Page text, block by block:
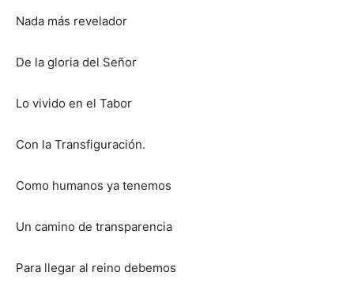
Nada más revelador
De la gloria del Señor
Lo vivido en el Tabor
Con la Transfiguración.
Como humanos ya tenemos
Un camino de transparencia
Para llegar al reino debemos